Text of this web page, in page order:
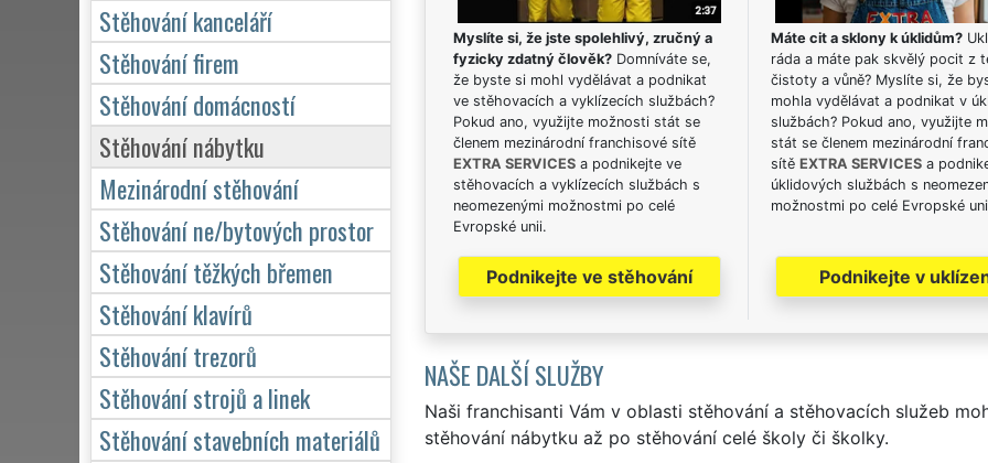
Myslíte si, že jste spolehlivý, zručný a
fyzicky zdatný člověk?Domníváte se,
že byste si mohl vydělávat a podnikat
ve stěhovacích a vyklízecích službách?
Pokud ano, využijte možnosti stát se
členem mezinárodní franchisové sítě
EXTRA SERVICESa podnikejte ve
stěhovacích a vyklízecích službách s
neomezenými možnostmi po celé
Evropské unii.
Podnikejte ve stěhování
Máte cit a sklony k úklidům?
ráda a máte pak skvělý pocit z
čistoty a vůně? Myslíte si, že
mohla vydělávat a podnikat v
službách? Pokud ano, využijte
stát se členem mezinárodní
sítě EXTRA SERVICESa
úklidových službách s
možnostmi po celé Evropské
Podnikejte v
NAŠE DALŠÍ SLUŽBY
Naši franchisanti Vám v oblasti stěhování a stěhovacích služeb
stěhování nábytku až po stěhování celé školy či školky.
Stěhování kanceláří
Stěhování firem
Stěhování domácností
Stěhování nábytku
Mezinárodní stěhování
Stěhování ne/bytových prostor
Stěhování těžkých břemen
Stěhování klavírů
Stěhování trezorů
Stěhování strojů a linek
Stěhování stavebních materiálů